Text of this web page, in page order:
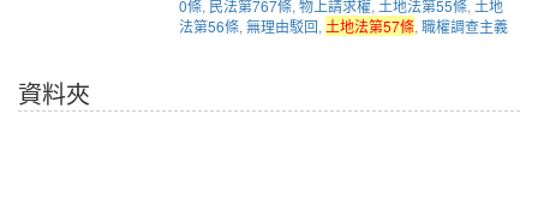
0條, 民法第767條, 物上請求權, 土地法第55條, 土地
法第56條, 無理由駁回, 土地法第57條, 職權調查主義
資料夾